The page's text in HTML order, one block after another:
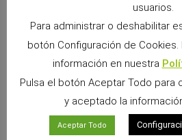
Snacks Alpha Pro: 6 sabores
premiar a tu pequeño
Si convives con un conejo, cobaya,
usuarios.
Para administrar o deshabilitar
botón Configuración de
información en nuestra
Pulsa el botón Aceptar Todo para
y aceptado la
Aceptar Todo